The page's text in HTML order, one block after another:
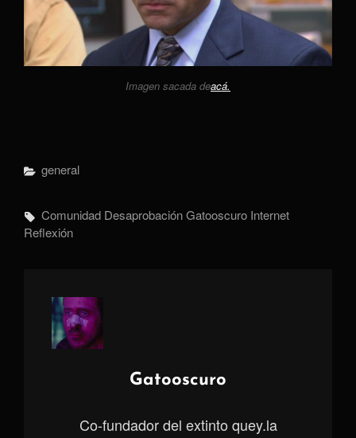
Imagen sacada deacá.
Categorías
General
Etiquetas,
Comunidad DesaprobaciónGatooscuro Internet
Reflexión
Autor:
Gatooscuro
Co-fundador del extinto quey.la